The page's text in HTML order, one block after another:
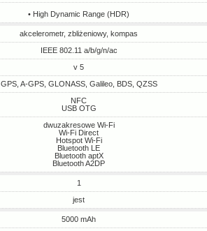
• High Dynamic Range (HDR)
akcelerometr, zbliżeniowy, kompas
IEEE 802.11 a/b/g/n/ac
v 5
GPS, A-GPS, GLONASS, Galileo, BDS, QZSS
NFC
USB OTG
dwuzakresowe Wi-Fi
Wi-Fi Direct
Hotspot Wi-Fi
Bluetooth LE
Bluetooth aptX
Bluetooth A2DP
1
jest
5000 mAh